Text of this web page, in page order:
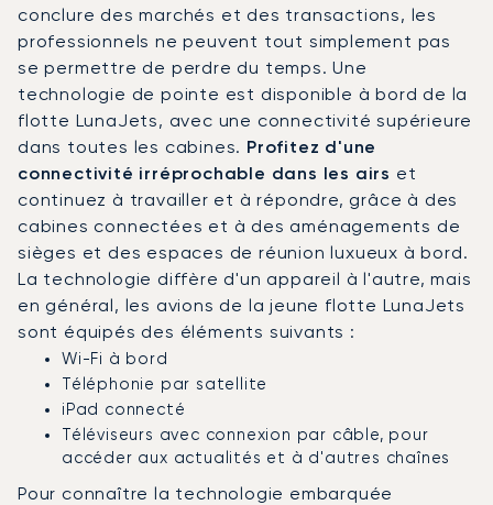
conclure des marchés et des transactions, les
professionnels ne peuvent tout simplement pas
se permettre de perdre du temps. Une
technologie de pointe est disponible à bord de la
flotte LunaJets, avec une connectivité supérieure
dans toutes les cabines. Profitez d'une
connectivité irréprochable dans les airs et
continuez à travailler et à répondre, grâce à des
cabines connectées et à des aménagements de
sièges et des espaces de réunion luxueux à bord.
La technologie diffère d'un appareil à l'autre, mais
en général, les avions de la jeune flotte LunaJets
sont équipés des éléments suivants :
Wi-Fi à bord
Téléphonie par satellite
iPad connecté
Téléviseurs avec connexion par câble, pour
accéder aux actualités et à d'autres chaînes
Pour connaître la technologie embarquée